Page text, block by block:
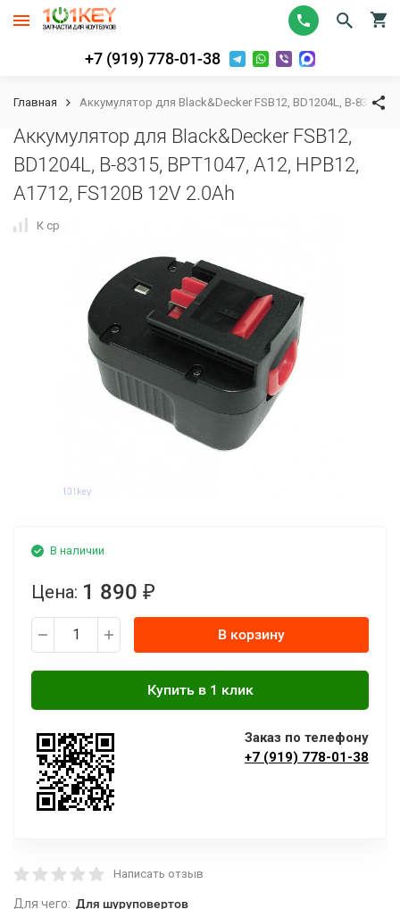
+7 (919) 778-01-38
Главная Аккумулятор для Black&Decker FSB12, BD1204L, B-8315,
Аккумулятор для Black&Decker FSB12,
BD1204L, B-8315, BPT1047, A12, HPB12,
A1712, FS120B 12V 2.0Ah
К сравнению
В наличии
Цена: 1 890 ₽
В корзину
Заказ по телефону
+7 (919) 778-01-38
Написать отзыв
Для чего: Для шуруповертов